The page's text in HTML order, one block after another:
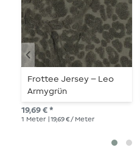
Frottee Jersey – Leo
Armygrün
19,69 € *
1 Meter | 19,69 € / Meter